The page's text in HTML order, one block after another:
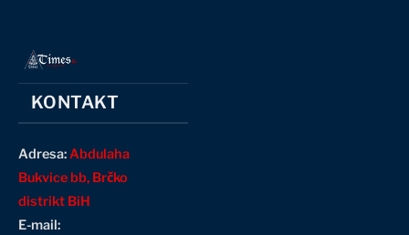
KONTAKT
Adresa:Abdulaha
Bukvice bb, Brčko
distrikt BiH
E-mail: